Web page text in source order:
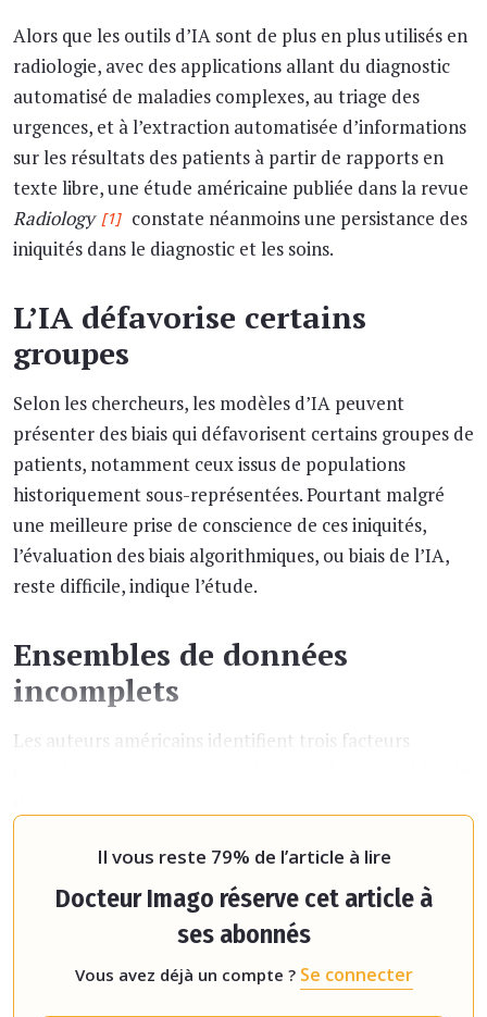
Alors que les outils d’IA sont de plus en plus utilisés en
radiologie, avec des applications allant du diagnostic
automatisé de maladies complexes, au triage des
urgences, et à l’extraction automatisée d’informations
sur les résultats des patients à partir de rapports en
texte libre, une étude américaine publiée dans la revue
Radiology [1] constate néanmoins une persistance des
iniquités dans le diagnostic et les soins.
L’IA défavorise certains
groupes
Selon les chercheurs, les modèles d’IA peuvent
présenter des biais qui défavorisent certains groupes de
patients, notamment ceux issus de populations
historiquement sous-représentées. Pourtant malgré
une meilleure prise de conscience de ces iniquités,
l’évaluation des biais algorithmiques, ou biais de l’IA,
reste difficile, indique l’étude.
Ensembles de données
incomplets
Les auteurs américains identifient trois facteurs
Il vous reste 79% de l’article à lire
Docteur Imago réserve cet article à
ses abonnés
Vous avez déjà un compte ? Se connecter